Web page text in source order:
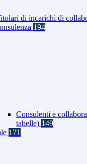
di incarichi di
194
Consulenti e
tabelle) 149
171